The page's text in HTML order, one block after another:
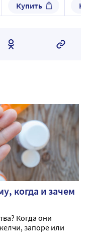
Купить
когда и зачем
Когда они
запоре или